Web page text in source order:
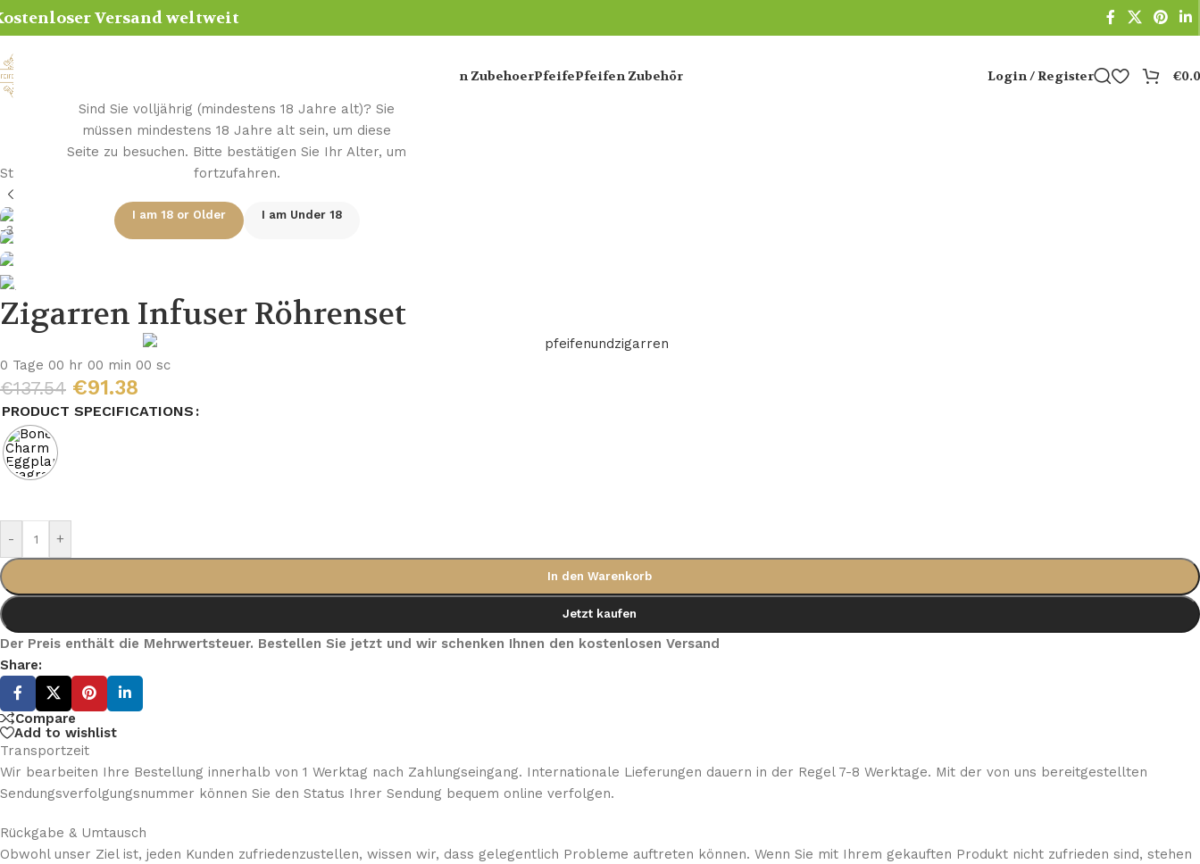
Sind Sie volljährig (mindestens 18 Jahre alt)? Sie
müssen mindestens 18 Jahre alt sein, um diese
Seite zu besuchen. Bitte bestätigen Sie Ihr Alter, um
fortzufahren.
I am 18 or Older I am Under 18
Versand weltweit
Zigarren ZubehoerPfeifePfeifen Zubehör Login / Register €
Startseite Zigarren Infuser Röhrenset
-34%
Zigarren Infuser Röhrenset
0 Tage 00 hr 00 min 00 sc
€137.54 €91.38
PRODUCT SPECIFICATIONS
- +
In den Warenkorb
Jetzt kaufen
Der Preis enthält die Mehrwertsteuer. Bestellen Sie jetzt und wir schenken Ihnen den kostenlosen Versand
Share:
Compare
Add to wishlist
Transportzeit
Wir bearbeiten Ihre Bestellung innerhalb von 1 Werktag nach Zahlungseingang. Internationale Lieferungen dauern in der Regel 7-8 Werktage. Mit der von uns bereitgestellten
Sendungsverfolgungsnummer können Sie den Status Ihrer Sendung bequem online verfolgen.
Rückgabe & Umtausch
Obwohl unser Ziel ist, jeden Kunden zufriedenzustellen, wissen wir, dass gelegentlich Probleme auftreten können. Wenn Sie mit Ihrem gekauften Produkt nicht zufrieden sind, stehen